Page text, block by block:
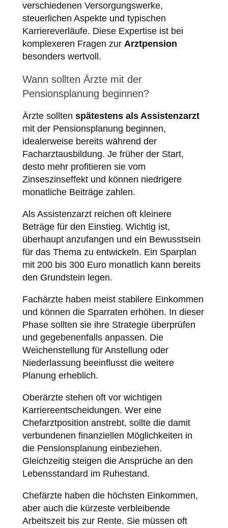
verschiedenen Versorgungswerke,
steuerlichen Aspekte und typischen
Karriereverläufe. Diese Expertise ist bei
komplexeren Fragen zur Arztpension
besonders wertvoll.
Wann sollten Ärzte mit der
Pensionsplanung beginnen?
Ärzte sollten spätestens als Assistenzarzt
mit der Pensionsplanung beginnen,
idealerweise bereits während der
Facharztausbildung. Je früher der Start,
desto mehr profitieren sie vom
Zinseszinseffekt und können niedrigere
monatliche Beiträge zahlen.
Als Assistenzarzt reichen oft kleinere
Beträge für den Einstieg. Wichtig ist,
überhaupt anzufangen und ein Bewusstsein
für das Thema zu entwickeln. Ein Sparplan
mit 200 bis 300 Euro monatlich kann bereits
den Grundstein legen.
Fachärzte haben meist stabilere Einkommen
und können die Sparraten erhöhen. In dieser
Phase sollten sie ihre Strategie überprüfen
und gegebenenfalls anpassen. Die
Weichenstellung für Anstellung oder
Niederlassung beeinflusst die weitere
Planung erheblich.
Oberärzte stehen oft vor wichtigen
Karriereentscheidungen. Wer eine
Chefarztposition anstrebt, sollte die damit
verbundenen finanziellen Möglichkeiten in
die Pensionsplanung einbeziehen.
Gleichzeitig steigen die Ansprüche an den
Lebensstandard im Ruhestand.
Chefärzte haben die höchsten Einkommen,
aber auch die kürzeste verbleibende
Arbeitszeit bis zur Rente. Sie müssen oft